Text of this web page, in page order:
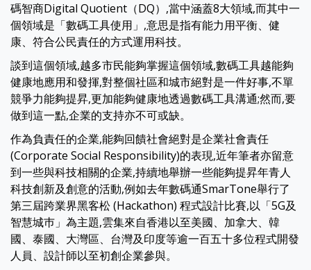
碼智商Digital Quotient（DQ）,當中涵蓋8大領域,而其中一
個領域是「數碼工具使用」,意思是指有能力用平衡、健
康、符合公民責任的方式運用科技。
談到這個領域,越多市民能夠掌握這個領域,數碼工具越能夠
健康地應用和發揮,對整個社區和城市絕對是一件好事,不單
競爭力能夠提昇,更加能夠健康地透過數碼工具溝通;然而,要
做到這一點,企業的支持亦不可或缺。
作為負責任的企業,能夠回饋社會絕對是企業社會責任
(Corporate Social Responsibility)的表現,近年筆者亦留意
到一些與科技相關的企業,持續地舉辦一些能夠提昇年青人
科技創新及創意的活動,例如去年數碼通SmarTone舉行了
第三屆跨業界黑客松 (Hackathon) 程式設計比賽,以「5G及
智慧城巿」為主題,雲集來自香港以至美國、加拿大、韓
國、泰國、大灣區、台灣及印度等逾一百五十多位程式開發
人員、設計師以至初創企業參與。